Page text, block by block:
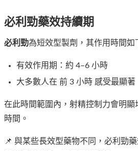
必利勁藥效持續期
必利勁為短效型製劑，其作用時間如
有效作用期：約 4–6 小時
大多數人在 前 3 小時 感受最顯著
在此時間範圍內，射精控制力會明顯
時間。
📌 與某些長效型藥物不同，必利勁